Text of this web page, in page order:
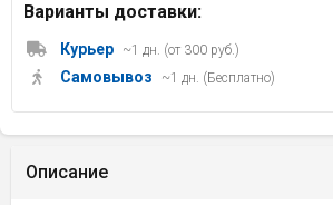
Варианты доставки:
Курьер ~1 дн. (от 300 руб.)
Самовывоз ~1 дн. (Бесплатно)
Описание